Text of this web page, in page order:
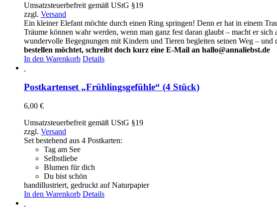
Umsatzsteuerbefreit gemäß UStG §19
zzgl. Versand
Ein kleiner Elefant möchte durch einen Ring springen! Denn er hat in einem
Träume können wahr werden, wenn man ganz fest daran glaubt – macht er
wundervolle Begegnungen mit Kindern und Tieren begleiten seinen Weg –
bestellen möchtet, schreibt doch kurz eine E-Mail an hallo@annaliebst.de
In den Warenkorb Details
Postkartenset „Frühlingsgefühle“ (4 Stück)
6,00 €
Umsatzsteuerbefreit gemäß UStG §19
zzgl. Versand
Set bestehend aus 4 Postkarten:
Tag am See
Selbstliebe
Blumen für dich
Du bist schön
handillustriert, gedruckt auf Naturpapier
In den Warenkorb Details